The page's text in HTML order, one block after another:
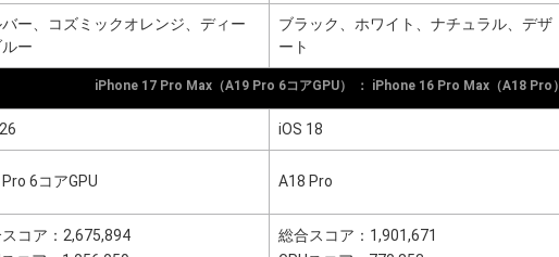
ー、コズミックオレンジ、ディー
ー
ブラック、ホワイト、ナチュラル、デザ
ート
iPhone 17 Pro Max（A19 Pro 6コアGPU） ： iPhone 16 Pro Max（A18 Pro）
iOS 18
6コアGPU A18 Pro
コア：2,675,894
総合スコア：1,901,671